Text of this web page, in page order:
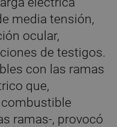
media tensión,
ocular,
de testigos.
con las ramas
que,
ramas-, provocó